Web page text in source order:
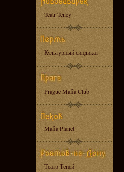
Teatr Teney
Культурный синдикат
Prague Mafia Club
Mafia Planet
Театр Теней